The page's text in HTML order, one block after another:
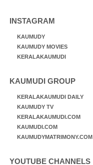
INSTAGRAM
KAUMUDY
KAUMUDY MOVIES
KERALAKAUMUDI
KAUMUDI GROUP
KERALAKAUMUDI DAILY
KAUMUDY TV
KERALAKAUMUDI.COM
KAUMUDI.COM
KAUMUDYMATRIMONY.COM
YOUTUBE CHANNELS